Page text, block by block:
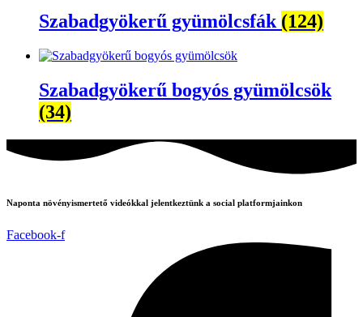
Szabadgyökerű gyümölcsfák (124)
Szabadgyökerű bogyós gyümölcsök
(34)
Naponta növényismertető videókkal jelentkeztünk a social platformjainkon
Facebook-f